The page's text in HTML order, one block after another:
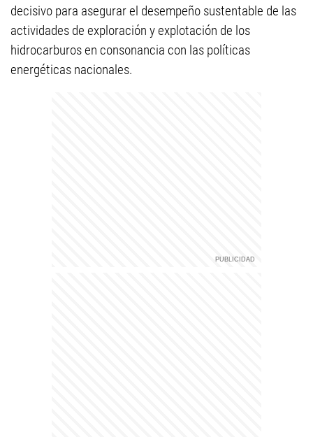
decisivo para asegurar el desempeño sustentable de las
actividades de exploración y explotación de los
hidrocarburos en consonancia con las políticas
energéticas nacionales.